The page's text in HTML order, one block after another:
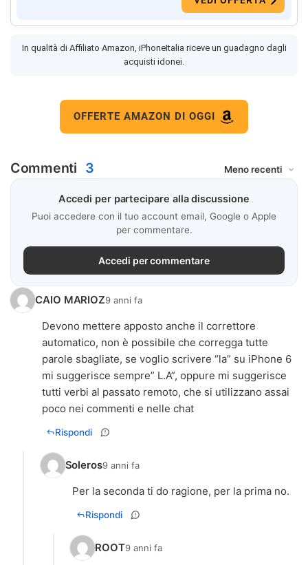
In qualità di Affiliato Amazon, iPhoneItalia riceve un guadagno dagli
acquisti idonei.
OFFERTE AMAZON DI OGGI
Commenti 3
Accedi per partecipare alla discussione
Puoi accedere con il tuo account email, Google o Apple
per commentare.
Accedi per commentare
CAIO MARIOZ9 anni fa
Devono mettere apposto anche il correttore
automatico, non è possibile che corregga tutte
parole sbagliate, se voglio scrivere “la” su iPhone 6
mi suggerisce sempre” L.A”, oppure mi suggerisce
tutti verbi al passato remoto, che si utilizzano assai
poco nei commenti e nelle chat
Rispondi
Soleros9 anni fa
Per la seconda ti do ragione, per la prima no.
Rispondi
ROOT9 anni fa